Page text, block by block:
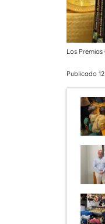
Los
Publicado